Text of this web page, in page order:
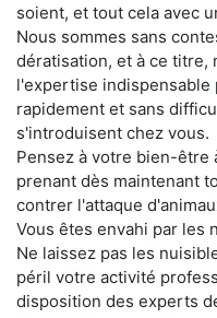
soient, et tout cela avec
Nous sommes sans
dératisation, et à ce titre,
l'expertise indispensable
rapidement et sans
s'introduisent chez vous.
Pensez à votre bien-être
prenant dès maintenant
contrer l'attaque
Vous êtes envahi par les
Ne laissez pas les
péril votre activité
disposition des experts